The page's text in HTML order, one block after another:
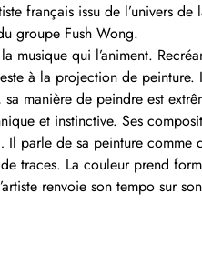
français issu de l’univers de
groupe Fush Wong.
musique qui l’animent.
à la projection de peinture.
manière de peindre est
et instinctive. Ses
parle de sa peinture comme
traces. La couleur prend
renvoie son tempo sur